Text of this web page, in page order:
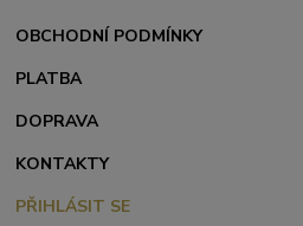
OBCHODNÍ PODMÍNKY
PLATBA
DOPRAVA
KONTAKTY
PŘIHLÁSIT SE